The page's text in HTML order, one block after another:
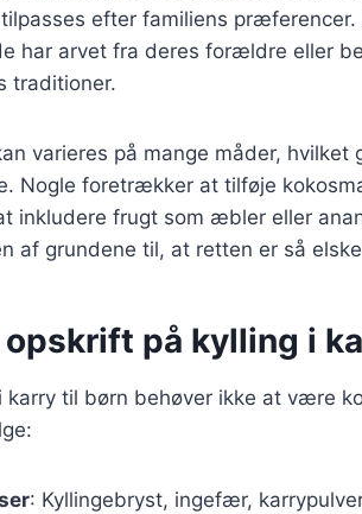
efter familiens
har arvet fra deres forældre eller
traditioner.
varieres på mange måder,
Nogle foretrækker at tilføje
inkludere frugt som æbler eller
af grundene til, at retten er så
opskrift på kylling i
karry til børn behøver ikke at være
: Kyllingebryst, ingefær,